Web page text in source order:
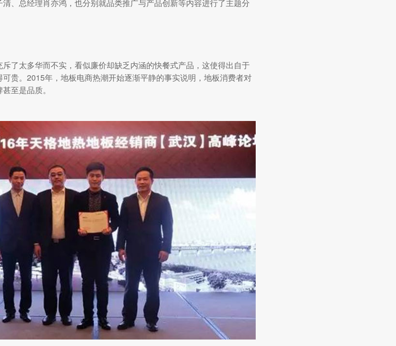
、总经理肖亦鸿，也分别就品类推广与产品创新等内容进行了主题分
了太多华而不实，看似廉价却缺乏内涵的快餐式产品，这使得出自于
贵。2015年，地板电商热潮开始逐渐平静的事实说明，地板消费者对
至是品质。